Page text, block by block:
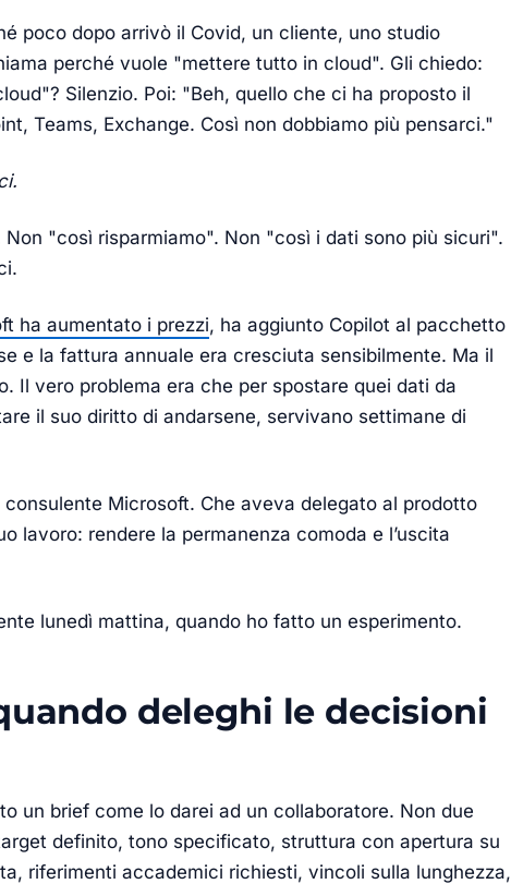
poco dopo arrivò il Covid, un cliente, uno studio
perché vuole "mettere tutto in cloud". Gli chiedo:
Silenzio. Poi: "Beh, quello che ci ha proposto il
Teams, Exchange. Così non dobbiamo più pensarci."
"così risparmiamo". Non "così i dati sono più sicuri".
ha aumentato i prezzi, ha aggiunto Copilot al pacchetto
e la fattura annuale era cresciuta sensibilmente. Ma il
Il vero problema era che per spostare quei dati da
il suo diritto di andarsene, servivano settimane di
Microsoft. Che aveva delegato al prodotto
lavoro: rendere la permanenza comoda e l’uscita
lunedì mattina, quando ho fatto un esperimento.
deleghi le decisioni
un brief come lo darei ad un collaboratore. Non due
definito, tono specificato, struttura con apertura su
riferimenti accademici richiesti, vincoli sulla lunghezza,